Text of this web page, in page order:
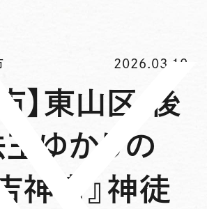
2026.03.19
】東山区 後
ゆかりの
神宮』神徒